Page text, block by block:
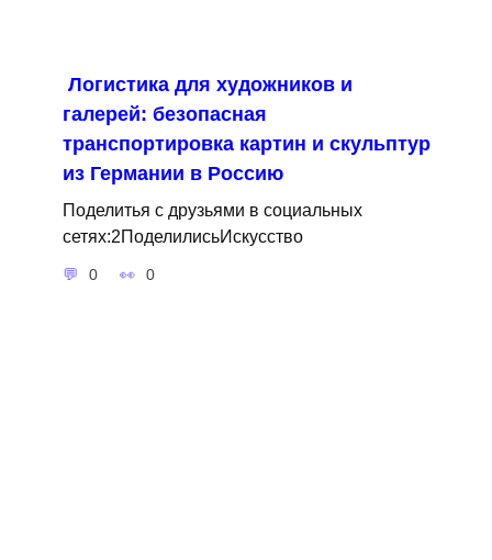
Логистика для художников и
галерей: безопасная
транспортировка картин и скульптур
из Германии в Россию
Поделитья с друзьями в социальных
сетях:2ПоделилисьИскусство
0 0